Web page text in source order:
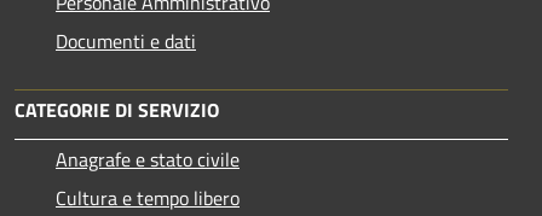
Documenti e dati
CATEGORIE DI SERVIZIO
Anagrafe e stato civile
Cultura e tempo libero